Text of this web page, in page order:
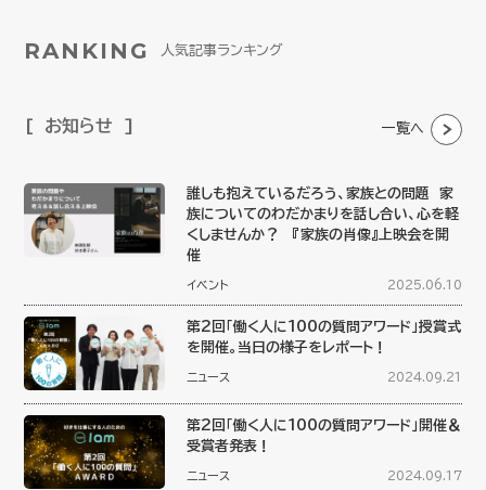
RANKING 人気記事ランキング
お知らせ 一覧へ
誰しも抱えているだろう、家族との問題 家
族についてのわだかまりを話し合い、心を軽
くしませんか？ 『家族の肖像』上映会を開
催
イベント 2025.06.10
第2回「働く人に100の質問アワード」授賞式
を開催。当日の様子をレポート！
ニュース 2024.09.21
第2回「働く人に100の質問アワード」開催＆
受賞者発表！
ニュース 2024.09.17